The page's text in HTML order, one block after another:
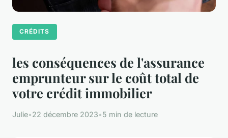
CRÉDITS
les conséquences de l'assurance
emprunteur sur le coût total de
votre crédit immobilier
Julie•22 décembre 2023•5 min de lecture